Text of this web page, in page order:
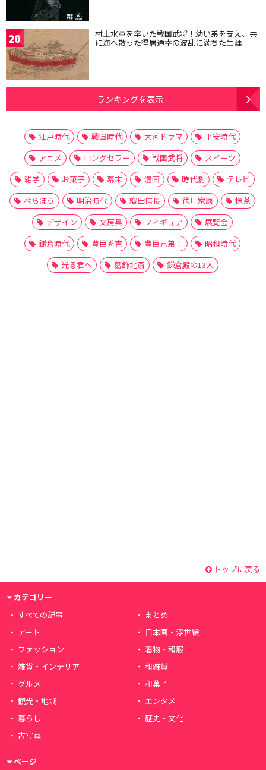
20 村上水軍を率いた戦国武将！幼い弟を支え、共
に海へ散った得居通幸の波乱に満ちた生涯
ランキングを表示
江戸時代 戦国時代 大河ドラマ
平安時代
アニメ
ロングセラー 戦国武将
スイーツ
雑学
お菓子 幕末 漫画 時代劇
テレビ
べらぼう
明治時代 織田信長 徳川家康
抹茶
デザイン
文房具 フィギュア
展覧会
鎌倉時代
豊臣秀吉 豊臣兄弟！
昭和時代
光る君へ
葛飾北斎 鎌倉殿の13人
トップに戻る
カテゴリー
すべての記事
まとめ
アート
日本画・浮世絵
ファッション
着物・和服
雑貨・インテリア
和雑貨
グルメ
和菓子
観光・地域
エンタメ
暮らし
歴史・文化
古写真
ページ